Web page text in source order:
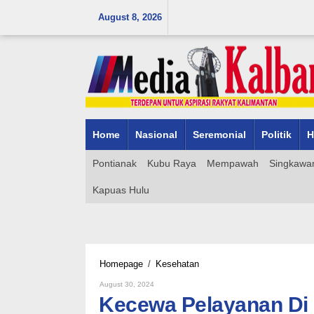
August 8, 2026
Home Nasional Seremonial Politik
Pontianak Kubu Raya Mempawah
Kapuas Hulu
Homepage / KesehatanKecewa
RS
August 30, 2024
Kecewa Pelayanan